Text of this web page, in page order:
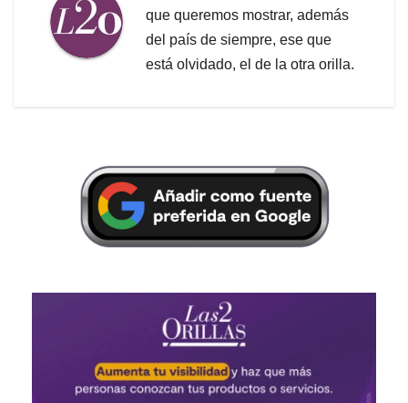
que queremos mostrar, además
del país de siempre, ese que
está olvidado, el de la otra orilla.